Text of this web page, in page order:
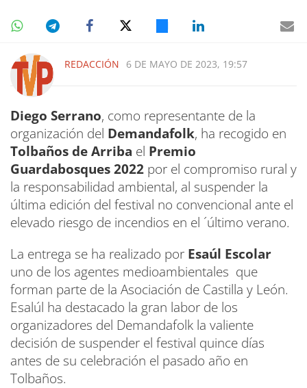
REDACCIÓN 6 DE MAYO DE 2023, 19:57
Diego Serrano, como representante de la
organización del Demandafolk, ha recogido en
Tolbaños de Arriba el Premio
Guardabosques 2022 por el compromiso rural y
la responsabilidad ambiental, al suspender la
última edición del festival no convencional ante el
elevado riesgo de incendios en el ´último verano.
La entrega se ha realizado por Esaúl Escolar
uno de los agentes medioambientales que
forman parte de la Asociación de Castilla y León.
Esalúl ha destacado la gran labor de los
organizadores del Demandafolk la valiente
decisión de suspender el festival quince días
antes de su celebración el pasado año en
Tolbaños.